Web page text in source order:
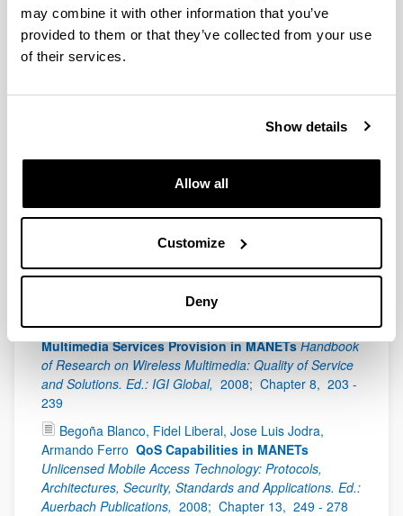
may combine it with other information that you’ve
provided to them or that they’ve collected from your use
of their services.
Show details
Allow all
Customize
Deny
2011 2010-2012
ObavaQoS: OBservatorio para el Análisis y la
eVAluación de la Calidad de Servicio (QoS)
ICT ADAMANTIUM - ADAptative Management of
1 2 3
Jose Luis Jodra, Fidel Liberal, Begoña Blanco
Multimedia Services Provision in MANETs Handbook
of Research on Wireless Multimedia: Quality of Service
and Solutions. Ed.: IGI Global, 2008; Chapter 8, 203 -
239
Begoña Blanco, Fidel Liberal, Jose Luis Jodra,
Armando Ferro QoS Capabilities in MANETs
Unlicensed Mobile Access Technology: Protocols,
Architectures, Security, Standards and Applications. Ed.:
Auerbach Publications, 2008; Chapter 13, 249 - 278